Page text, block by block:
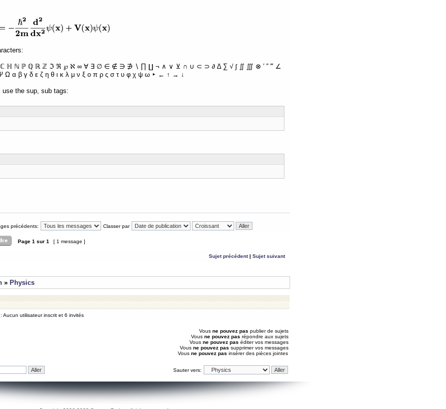
ℍ ℕ ℙ ℚ ℝ ℤ ℑ ℜ ℘ ℵ ∞ ∀ ∃ ∅ ∈ ∉ ∋ ∌ ∖ ∏ ∐ ¬ ∧ ∨ ⊻ ∩ ∪ ⊂ ⊃ ∂ Δ ∑ √ ∫ ∬ ∭ ⊗ ′ ″ ‴ ∠
α β γ δ ε ζ η θ ι κ λ μ ν ξ ο π ρ ς σ τ υ φ χ ψ ω ‣ ← ↑ → ↓
the sup, sub tags:
précédents: Classer par
Page 1 sur 1 [ 1 message ]
Sujet précédent| Sujet suivant
» Physics
Aucun utilisateur inscrit et 6 invités
Vous ne pouvez pas publier de sujets
Vous ne pouvez pas répondre aux sujets
Vous ne pouvez pas éditer vos messages
Vous ne pouvez pas supprimer vos messages
Vous ne pouvez pas insérer des pièces jointes
Sauter vers: